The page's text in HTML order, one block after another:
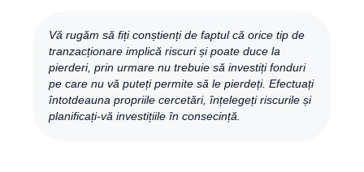
Vă rugăm să fiți conștienți de faptul că orice tip de
tranzacționare implică riscuri și poate duce la
pierderi, prin urmare nu trebuie să investiți fonduri
pe care nu vă puteți permite să le pierdeți. Efectuați
întotdeauna propriile cercetări, înțelegeți riscurile și
planificați-vă investițiile în consecință.